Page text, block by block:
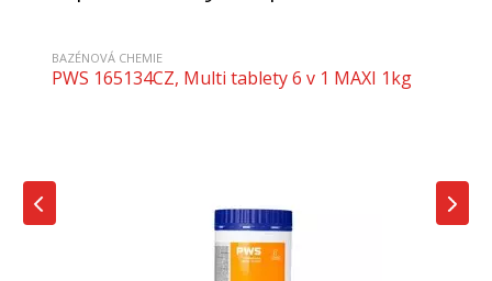
BAZÉNOVÁ CHEMIE
PWS 165134CZ, Multi tablety 6 v 1 MAXI 1kg